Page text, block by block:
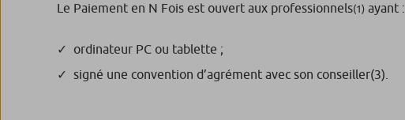
Le Paiement en N Fois est ouvert aux professionnels(1) ayant :
ordinateur PC ou tablette ;
signé une convention d’agrément avec son conseiller(3)